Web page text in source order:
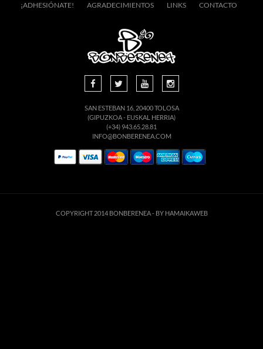
¡ADHESIÓNATE! AGRADECIMIENTOS LINKS CONTACTO
SAN ESTEBAN 16, 20400 TOLOSA
(GIPUZKOA - EUSKAL HERRIA)
(+34) 943.65.28.81
INFO@BONBERENEA.COM
COPYRIGHT 2014 BONBERENEA - BY HAMAIKAWEB